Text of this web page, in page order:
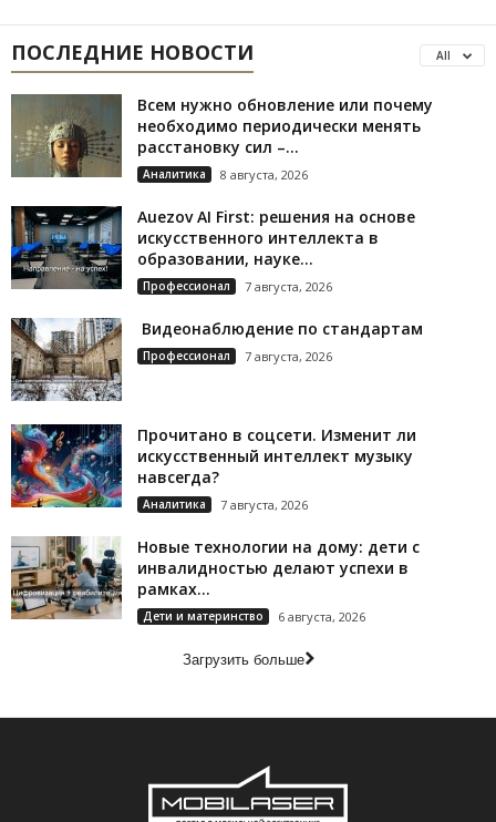
ПОСЛЕДНИЕ НОВОСТИ All
Всем нужно обновление или почему
необходимо периодически менять
расстановку сил –...
Аналитика 8 августа, 2026
Auezov AI First: решения на основе
искусственного интеллекта в
образовании, науке...
Профессионал 7 августа, 2026
Видеонаблюдение по стандартам
Профессионал 7 августа, 2026
Прочитано в соцсети. Изменит ли
искусственный интеллект музыку
навсегда?
Аналитика 7 августа, 2026
Новые технологии на дому: дети с
инвалидностью делают успехи в
рамках...
Дети и материнство 6 августа, 2026
Загрузить больше